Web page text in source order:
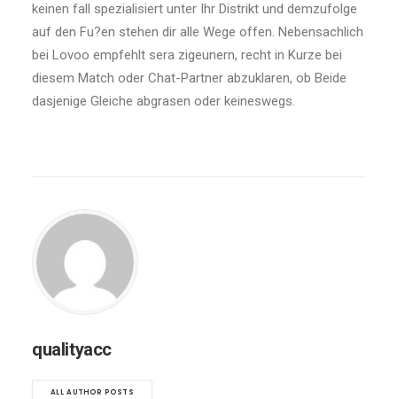
keinen fall spezialisiert unter Ihr Distrikt und demzufolge
auf den Fu?en stehen dir alle Wege offen. Nebensachlich
bei Lovoo empfehlt sera zigeunern, recht in Kurze bei
diesem Match oder Chat-Partner abzuklaren, ob Beide
dasjenige Gleiche abgrasen oder keineswegs.
qualityacc
ALL AUTHOR POSTS